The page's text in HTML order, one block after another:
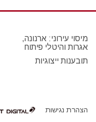
מיסוי עירוני: ארנונה,
אגרות והיטלי פיתוח
תובענות ייצוגיות
דרונט
הצהרת נגישות